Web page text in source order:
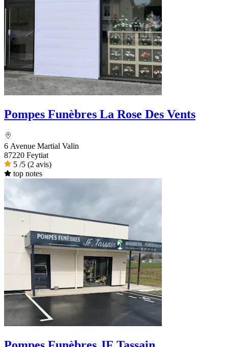
Pompes Funèbres La Rose Des Vents
6 Avenue Martial Valin
87220 Feytiat
5 /5 (2 avis)
top notes